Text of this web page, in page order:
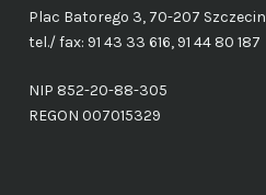
Plac Batorego 3, 70-207 Szczecin
tel./ fax: 91 43 33 616, 91 44 80 187
NIP 852-20-88-305
REGON 007015329